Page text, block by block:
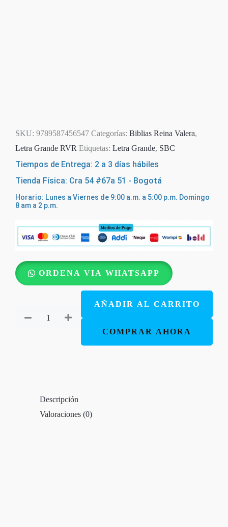
SKU: 9789587456547 Categorías: Biblias Reina Valera,
Letra Grande RVR Etiquetas: Letra Grande, SBC
Tiempos de Entrega: 2 a 3 días hábiles
Tienda Física: Cra 54 #67a 51 - Bogotá
Horario: Lunes a Viernes de 9:00 a.m. a 5:00 p.m. Domingo
8 am a 2 p.m.
ORDENA VIA WHATSAPP
Ayudas
QR
AÑADIR AL CARRITO
COMPRAR AHORA
Descripción
Valoraciones (0)